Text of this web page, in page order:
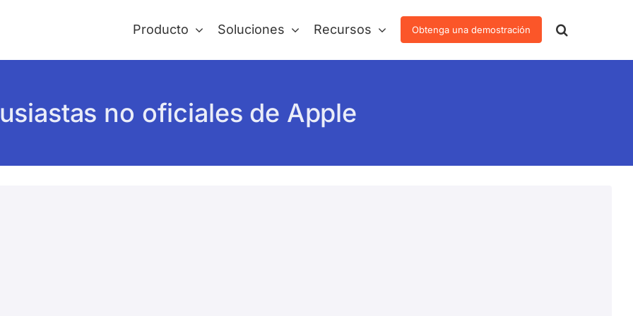
Producto Soluciones Recursos Obtenga una demostración
no oficiales de Apple